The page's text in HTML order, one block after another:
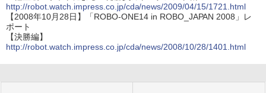
http://robot.watch.impress.co.jp/cda/news/2009/04/15/1721.html
【2008年10月28日】「ROBO-ONE14 in ROBO_JAPAN 2008」レ
ポート
【決勝編】
http://robot.watch.impress.co.jp/cda/news/2008/10/28/1401.html